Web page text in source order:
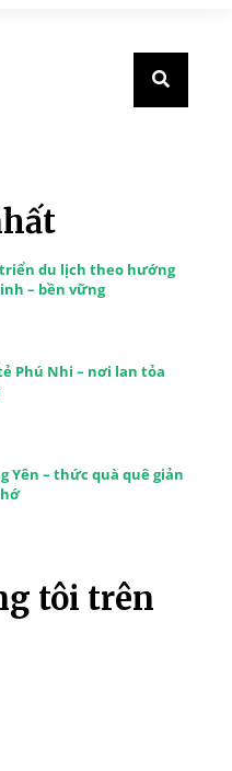
du lịch theo hướng
– bền vững
Phú Nhi – nơi lan tỏa
Yên – thức quà quê giản
tôi trên